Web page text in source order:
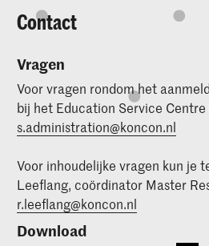
Contact
Vragen
Voor vragen rondom het
bij het Education Service Centre
s.administration@koncon.nl
Voor inhoudelijke vragen kun je
Leeflang, coördinator Master
r.leeflang@koncon.nl
Download